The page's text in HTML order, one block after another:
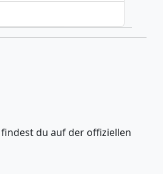
du auf der offiziellen